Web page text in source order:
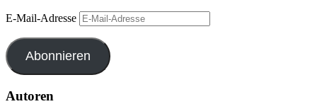
E-Mail-Adresse
Abonnieren
Autoren